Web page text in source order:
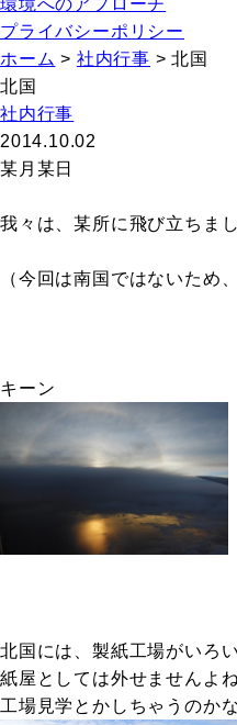
環境へのアプローチ
プライバシーポリシー
ホーム > 社内行事 >北国
北国
社内行事
2014.10.02
某月某日
我々は、某所に飛び立ちまし
（今回は南国ではないため
キーン
北国には、製紙工場がいろ
紙屋としては外せませんよね
工場見学とかしちゃうのか